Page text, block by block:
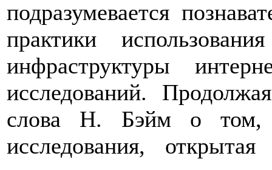
подразумевается
практики
инфраструктуры
исследований.
слова Н. Бэйм о том,
исследования,